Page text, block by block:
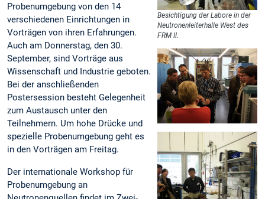
Besichtigung der Labore in der
Neutronenleiterhalle West des
FRM II.
Probenumgebung von den 14
verschiedenen Einrichtungen in
Vorträgen von ihren Erfahrungen.
Auch am Donnerstag, den 30.
September, sind Vorträge aus
Wissenschaft und Industrie geboten.
Bei der anschließenden
Postersession besteht Gelegenheit
zum Austausch unter den
Teilnehmern. Um hohe Drücke und
spezielle Probenumgebung geht es
in den Vorträgen am Freitag.
Der internationale Workshop für
Probenumgebung an